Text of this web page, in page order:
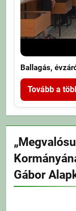
Ballagás,
Tovább a
Gábor